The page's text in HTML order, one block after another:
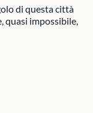
di questa città
quasi impossibile,